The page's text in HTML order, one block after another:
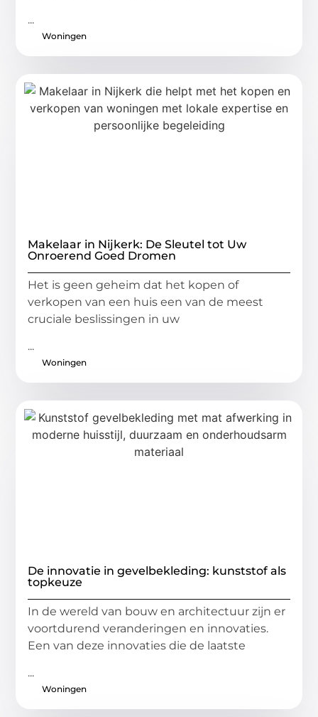
...
Woningen
Makelaar in Nijkerk: De Sleutel tot Uw
Onroerend Goed Dromen
Het is geen geheim dat het kopen of
verkopen van een huis een van de meest
cruciale beslissingen in uw
...
Woningen
De innovatie in gevelbekleding: kunststof als
topkeuze
In de wereld van bouw en architectuur zijn er
voortdurend veranderingen en innovaties.
Een van deze innovaties die de laatste
...
Woningen